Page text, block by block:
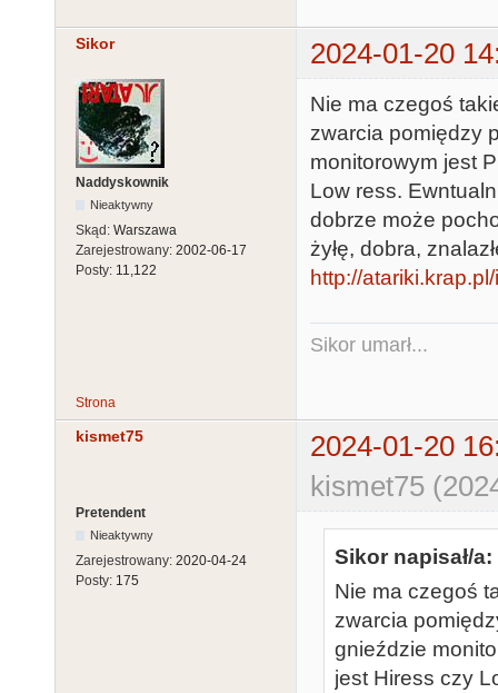
Sikor 2024-01-20
Naddyskownik
Nieaktywny
Skąd: Warszawa
Zarejestrowany: 2002-06-17
Posty: 11,122
Nie ma czegoś
zwarcia pomiędzy
monitorowym jest
Low ress.
dobrze może
żyłę, dobra,
http://
Sikor umarł...
Strona
kismet75
2024-01-20
kismet75
Pretendent
Nieaktywny
Zarejestrowany: 2020-04-24
Posty: 175
Sikor napisał/a:
Nie ma czegoś
zwarcia
gnieździe
jest Hiress czy